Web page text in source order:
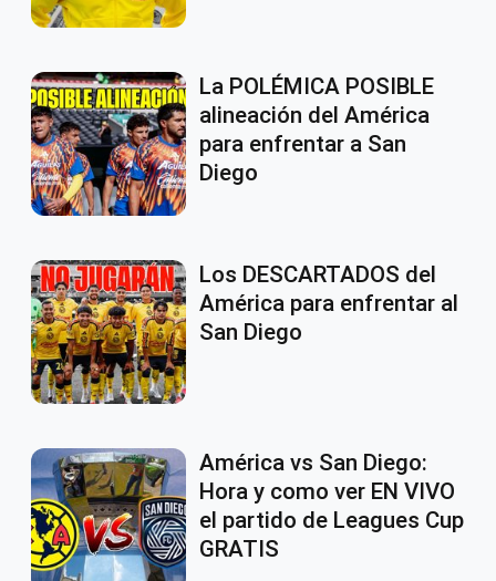
La POLÉMICA POSIBLE
alineación del América
para enfrentar a San
Diego
Los DESCARTADOS del
América para enfrentar al
San Diego
América vs San Diego:
Hora y como ver EN VIVO
el partido de Leagues Cup
GRATIS